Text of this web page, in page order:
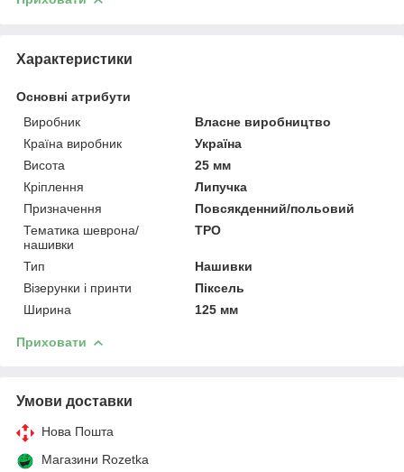
Характеристики
Основні атрибути
Виробник
Власне виробництво
Країна виробник
Україна
Висота
25 мм
Кріплення
Липучка
Призначення
Повсякденний/польовий
Тематика шеврона/
нашивки
ТРО
Тип
Нашивки
Візерунки і принти
Піксель
Ширина
125 мм
Приховати
Умови доставки
Нова Пошта
Магазини Rozetka